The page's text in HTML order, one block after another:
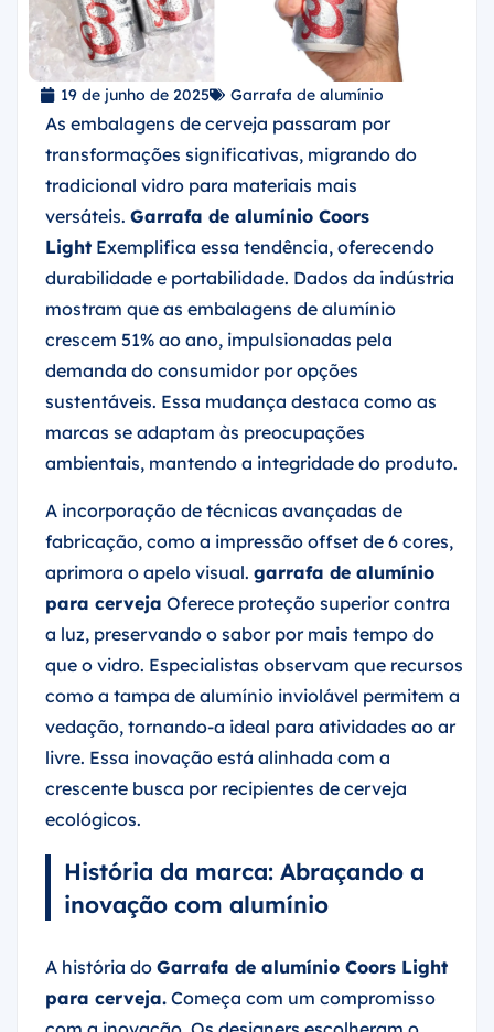
19 de junho de 2025 Garrafa de alumínio
As embalagens de cerveja passaram por
transformações significativas, migrando do
tradicional vidro para materiais mais
versáteis. Garrafa de alumínio Coors
Light Exemplifica essa tendência, oferecendo
durabilidade e portabilidade. Dados da indústria
mostram que as embalagens de alumínio
crescem 51% ao ano, impulsionadas pela
demanda do consumidor por opções
sustentáveis. Essa mudança destaca como as
marcas se adaptam às preocupações
ambientais, mantendo a integridade do produto.
A incorporação de técnicas avançadas de
fabricação, como a impressão offset de 6 cores,
aprimora o apelo visual. garrafa de alumínio
para cerveja Oferece proteção superior contra
a luz, preservando o sabor por mais tempo do
que o vidro. Especialistas observam que recursos
como a tampa de alumínio inviolável permitem a
vedação, tornando-a ideal para atividades ao ar
livre. Essa inovação está alinhada com a
crescente busca por recipientes de cerveja
ecológicos.
História da marca: Abraçando a
inovação com alumínio
A história do Garrafa de alumínio Coors Light
para cerveja. Começa com um compromisso